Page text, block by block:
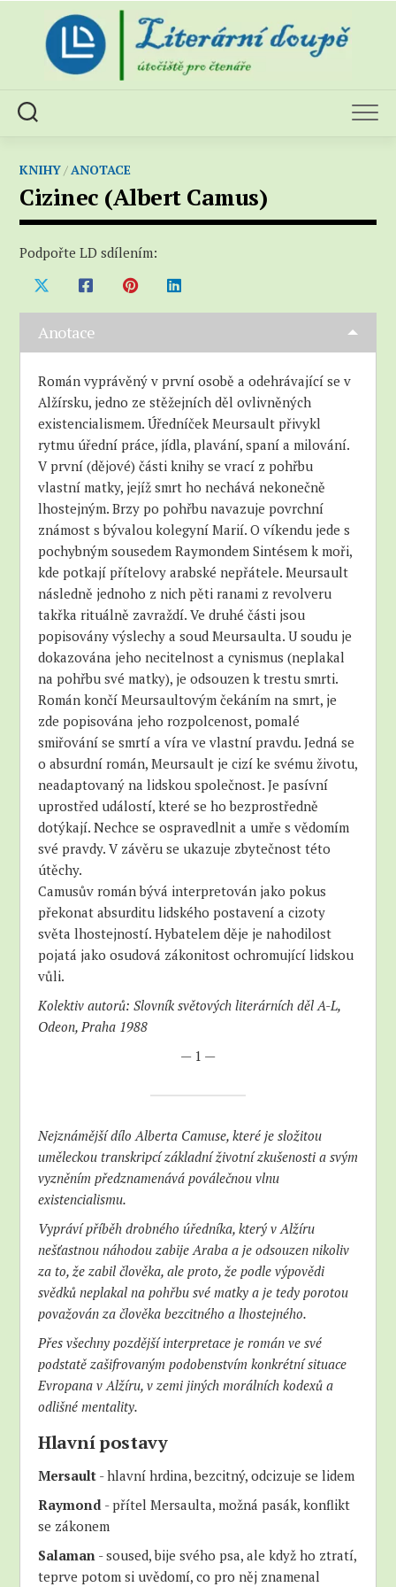
content
KNIHY/ANOTACE
Cizinec (Albert Camus)
Podpořte LD sdílením:
Anotace
Román vyprávěný v první osobě a odehrávající se v
Alžírsku, jedno ze stěžejních děl ovlivněných
existencialismem. Úředníček Meursault přivykl
rytmu úřední práce, jídla, plavání, spaní a milování.
V první (dějové) části knihy se vrací z pohřbu
vlastní matky, jejíž smrt ho nechává nekonečně
lhostejným. Brzy po pohřbu navazuje povrchní
známost s bývalou kolegyní Marií. O víkendu jede s
pochybným sousedem Raymondem Sintésem k moři,
kde potkají přítelovy arabské nepřátele. Meursault
následně jednoho z nich pěti ranami z revolveru
takřka rituálně zavraždí. Ve druhé části jsou
popisovány výslechy a soud Meursaulta. U soudu je
dokazována jeho necitelnost a cynismus (neplakal
na pohřbu své matky), je odsouzen k trestu smrti.
Román končí Meursaultovým čekáním na smrt, je
zde popisována jeho rozpolcenost, pomalé
smiřování se smrtí a víra ve vlastní pravdu. Jedná se
o absurdní román, Meursault je cizí ke svému životu,
neadaptovaný na lidskou společnost. Je pasívní
uprostřed událostí, které se ho bezprostředně
dotýkají. Nechce se ospravedlnit a umře s vědomím
své pravdy. V závěru se ukazuje zbytečnost této
útěchy.
Camusův román bývá interpretován jako pokus
překonat absurditu lidského postavení a cizoty
světa lhostejností. Hybatelem děje je nahodilost
pojatá jako osudová zákonitost ochromující lidskou
vůli.
Kolektiv autorů: Slovník světových literárních děl A-L,
Odeon, Praha 1988
— 1 —
Nejznámější dílo Alberta Camuse, které je složitou
uměleckou transkripcí základní životní zkušenosti a svým
vyzněním předznamenává poválečnou vlnu
existencialismu.
Vypráví příběh drobného úředníka, který v Alžíru
nešťastnou náhodou zabije Araba a je odsouzen nikoliv
za to, že zabil člověka, ale proto, že podle výpovědi
svědků neplakal na pohřbu své matky a je tedy porotou
považován za člověka bezcitného a lhostejného.
Přes všechny pozdější interpretace je román ve své
podstatě zašifrovaným podobenstvím konkrétní situace
Evropana v Alžíru, v zemi jiných morálních kodexů a
odlišné mentality.
Hlavní postavy
Mersault - hlavní hrdina, bezcitný, odcizuje se lidem
Raymond - přítel Mersaulta, možná pasák, konflikt
se zákonem
Salaman - soused, bije svého psa, ale když ho ztratí,
teprve potom si uvědomí, co pro něj znamenal